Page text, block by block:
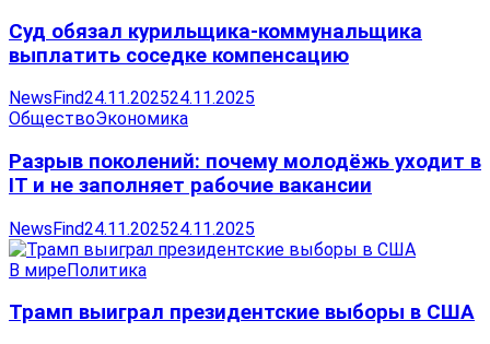
Суд обязал курильщика-коммунальщика
выплатить соседке компенсацию
NewsFind24.11.202524.11.2025
ОбществоЭкономика
Разрыв поколений: почему молодёжь уходит в
IT и не заполняет рабочие вакансии
NewsFind24.11.202524.11.2025
В миреПолитика
Трамп выиграл президентские выборы в США